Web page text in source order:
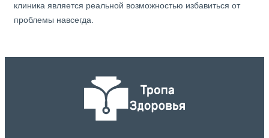
клиника является реальной возможностью избавиться от
проблемы навсегда.